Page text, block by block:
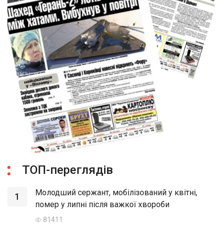
ТОП-переглядів
1
Молодший сержант, мобілізований у квітні,
помер у липні після важкої хвороби
81411